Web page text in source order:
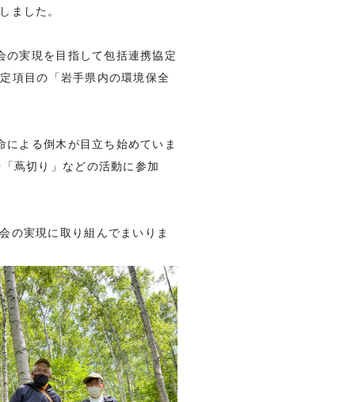
ました。
実現を目指して包括連携協定
項目の「岩手県内の環境保全
よる倒木が目立ち始めていま
蔦切り」などの活動に参加
の実現に取り組んでまいりま